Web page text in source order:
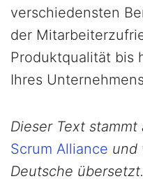
verschiedensten
der
Produktqualität bis
Ihres
Dieser Text stammt
Scrum Alliance und
Deutsche übersetzt.